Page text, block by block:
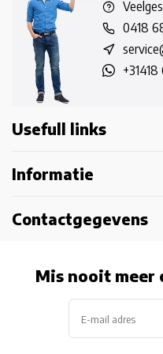
0418
Usefull links
Informatie
Contactgegevens
Mis nooit meer